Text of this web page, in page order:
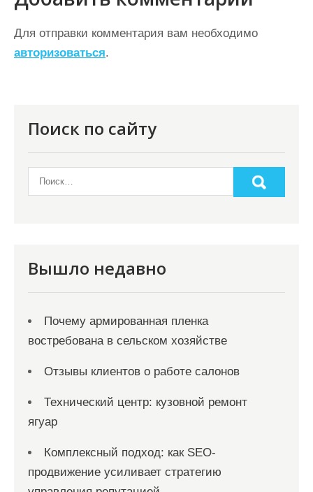
г
а
ц
Для отправки комментария вам необходимо
авторизоваться.
Поиск по сайту
Вышло недавно
Почему армированная пленка
востребована в сельском хозяйстве
Отзывы клиентов о работе салонов
Технический центр: кузовной ремонт
ягуар
Комплексный подход: как SEO-
продвижение усиливает стратегию